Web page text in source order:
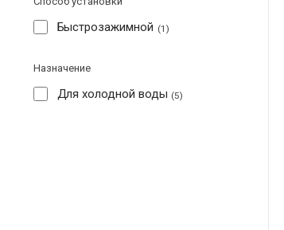
Быстрозажимной 1
Назначение
Для холодной воды 5